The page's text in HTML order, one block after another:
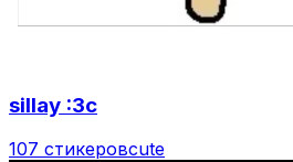
sillay :3c
107 стикеровcute